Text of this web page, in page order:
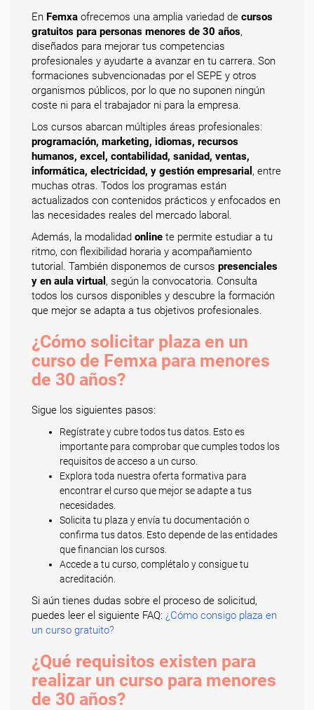
En Femxa ofrecemos una amplia variedad de cursos
gratuitos para personas menores de 30 años,
diseñados para mejorar tus competencias
profesionales y ayudarte a avanzar en tu carrera. Son
formaciones subvencionadas por el SEPE y otros
organismos públicos, por lo que no suponen ningún
coste ni para el trabajador ni para la empresa.
Los cursos abarcan múltiples áreas profesionales:
programación, marketing, idiomas, recursos
humanos, excel, contabilidad, sanidad, ventas,
informática, electricidad, y gestión empresarial , entre
muchas otras. Todos los programas están
actualizados con contenidos prácticos y enfocados en
las necesidades reales del mercado laboral.
Además, la modalidad online te permite estudiar a tu
ritmo, con flexibilidad horaria y acompañamiento
tutorial. También disponemos de cursos presenciales
y en aula virtual , según la convocatoria. Consulta
todos los cursos disponibles y descubre la formación
que mejor se adapta a tus objetivos profesionales.
¿Cómo solicitar plaza en un
curso de Femxa para menores
de 30 años?
Sigue los siguientes pasos:
Regístrate y cubre todos tus datos. Esto es
importante para comprobar que cumples todos los
requisitos de acceso a un curso.
Explora toda nuestra oferta formativa para
encontrar el curso que mejor se adapte a tus
necesidades.
Solicita tu plaza y envía tu documentación o
confirma tus datos. Esto depende de las entidades
que financian los cursos.
Accede a tu curso, complétalo y consigue tu
acreditación.
Si aún tienes dudas sobre el proceso de solicitud,
puedes leer el siguiente FAQ: ¿Cómo consigo plaza en
un curso gratuito?
¿Qué requisitos existen para
realizar un curso para menores
de 30 años?